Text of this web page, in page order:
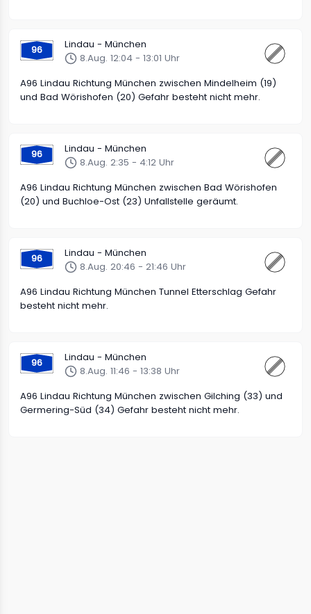
96
Lindau - München
8.Aug. 12:04 - 13:01 Uhr
A96 Lindau Richtung München zwischen Mindelheim (19)
und Bad Wörishofen (20) Gefahr besteht nicht mehr.
96
Lindau - München
8.Aug. 2:35 - 4:12 Uhr
A96 Lindau Richtung München zwischen Bad Wörishofen
(20) und Buchloe-Ost (23) Unfallstelle geräumt.
96
Lindau - München
8.Aug. 20:46 - 21:46 Uhr
A96 Lindau Richtung München Tunnel Etterschlag Gefahr
besteht nicht mehr.
96
Lindau - München
8.Aug. 11:46 - 13:38 Uhr
A96 Lindau Richtung München zwischen Gilching (33) und
Germering-Süd (34) Gefahr besteht nicht mehr.